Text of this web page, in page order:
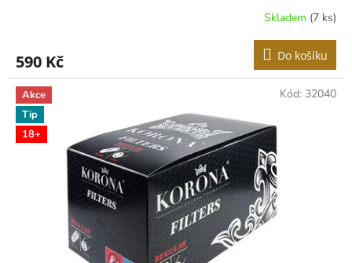
Skladem (7 ks)
590 Kč Do košíku
Akce
Tip
18+
Kód: 32040